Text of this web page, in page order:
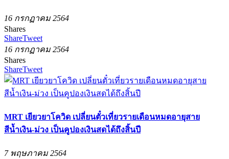
16 กรกฏาคม 2564
Shares
ShareTweet
16 กรกฏาคม 2564
Shares
ShareTweet
MRT เยียวยาโควิด เปลี่ยนตั๋วเที่ยวรายเดือนหมดอายุสาย
สีน้ำเงิน-ม่วง เป็นคูปองเงินสดได้ถึงสิ้นปี
7 พฤษภาคม 2564